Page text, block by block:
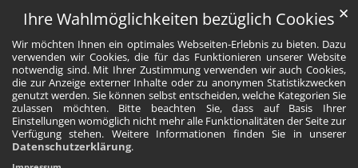
Ihre Wahlmöglichkeiten bezüglich Cookies
Wir möchten Ihnen ein optimales Webseiten-Erlebnis zu bieten. Dazu
verwenden wir Cookies, die für das Funktionieren unserer Website
notwendig sind. Mit Ihrer Zustimmung verwenden wir auch Cookies,
die zur Anzeige externer Inhalte oder zu anonymen Statistikzwecken
genutzt werden. Sie können selbst entscheiden, welche Kategorien Sie
zulassen möchten. Bitte beachten Sie, dass auf Basis Ihrer
Einstellungen womöglich nicht mehr alle Funktionalitäten der Seite zur
Verfügung stehen. Weitere Informationen finden Sie in unserer
Datenschutzerklärung.
✕